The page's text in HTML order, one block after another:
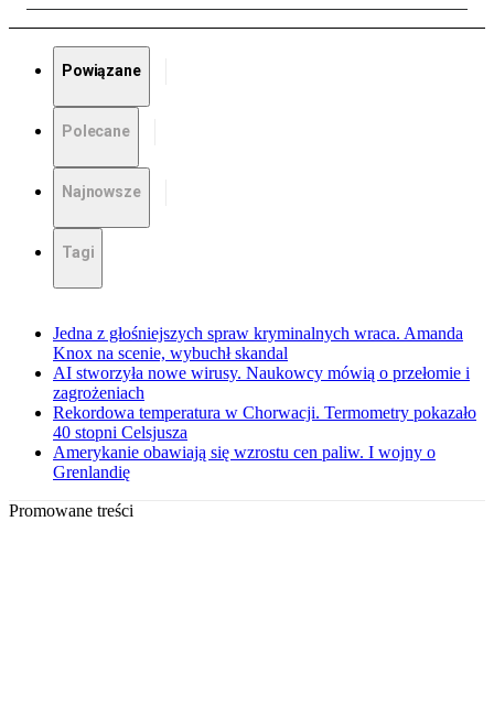
Powiązane
Polecane
Najnowsze
Tagi
Jedna z głośniejszych spraw kryminalnych wraca. Amanda
Knox na scenie, wybuchł skandal
AI stworzyła nowe wirusy. Naukowcy mówią o przełomie i
zagrożeniach
Rekordowa temperatura w Chorwacji. Termometry pokazało
40 stopni Celsjusza
Amerykanie obawiają się wzrostu cen paliw. I wojny o
Grenlandię
Promowane treści